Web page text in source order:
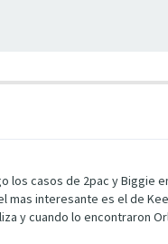
casos de 2pac y
interesante es el de
y cuando lo encontraron